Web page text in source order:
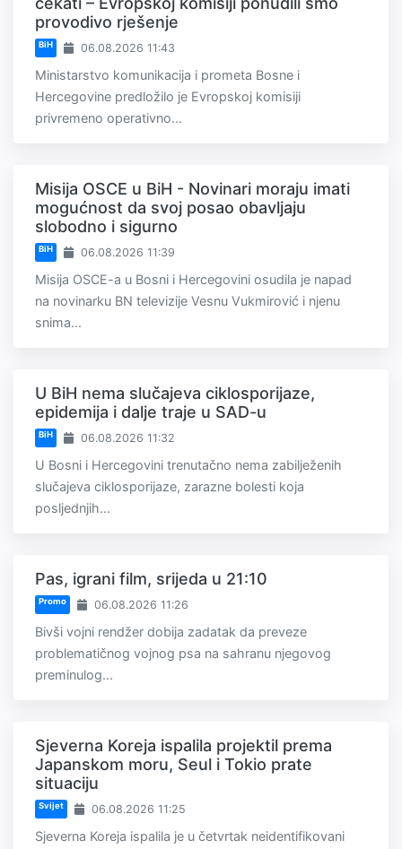
provodivo rješenje
BiH 06.08.2026 11:43
Ministarstvo komunikacija i prometa Bosne i
Hercegovine predložilo je Evropskoj komisiji
privremeno operativno...
Misija OSCE u BiH - Novinari moraju imati
mogućnost da svoj posao obavljaju
slobodno i sigurno
BiH 06.08.2026 11:39
Misija OSCE-a u Bosni i Hercegovini osudila je napad
na novinarku BN televizije Vesnu Vukmirović i njenu
snima...
U BiH nema slučajeva ciklosporijaze,
epidemija i dalje traje u SAD-u
BiH 06.08.2026 11:32
U Bosni i Hercegovini trenutačno nema zabilježenih
slučajeva ciklosporijaze, zarazne bolesti koja
posljednjih...
Pas, igrani film, srijeda u 21:10
Promo 06.08.2026 11:26
Bivši vojni rendžer dobija zadatak da preveze
problematičnog vojnog psa na sahranu njegovog
preminulog...
Sjeverna Koreja ispalila projektil prema
Japanskom moru, Seul i Tokio prate
situaciju
Svijet 06.08.2026 11:25
Sjeverna Koreja ispalila je u četvrtak neidentifikovani